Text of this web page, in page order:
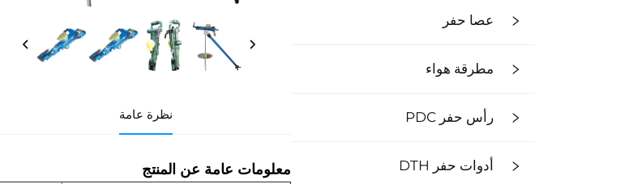
عصا حفر
مطرقة هواء
رأس حفر PDC
أدوات حفر DTH
نظرة عامة
معلومات عامة عن المنتج